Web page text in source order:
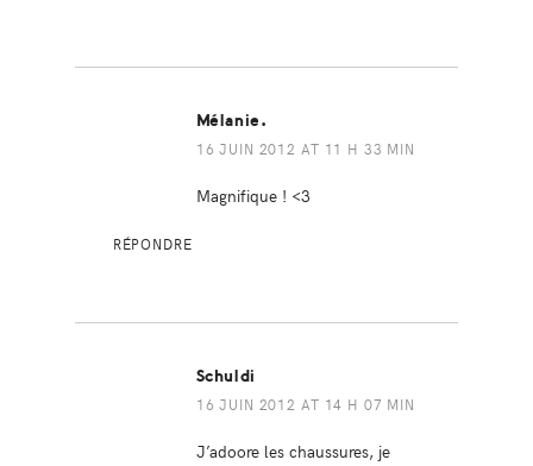
Mélanie.
16 JUIN 2012 AT 11 H 33 MIN
Magnifique ! <3
RÉPONDRE
Schuldi
16 JUIN 2012 AT 14 H 07 MIN
J’adoore les chaussures, je